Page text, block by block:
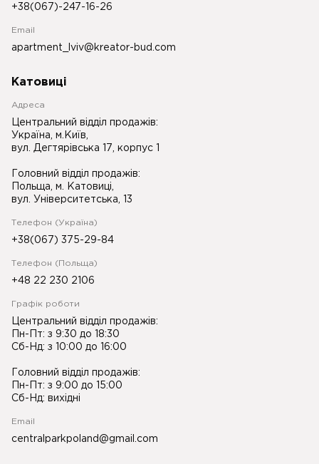
+38(067)-247-16-26
Email
apartment_lviv@kreator-bud.com
Катовиці
Адреса
Центральний відділ продажів:
Україна, м.Київ,
вул. Дегтярівська 17, корпус 1
Головний відділ продажів:
Польща, м. Катовиці,
вул. Університетська, 13
Телефон (Україна)
+38(067) 375-29-84
Телефон (Польща)
+48 22 230 2106
Графік роботи
Центральний відділ продажів:
Пн-Пт: з 9:30 до 18:30
Сб-Нд: з 10:00 до 16:00
Головний відділ продажів:
Пн-Пт: з 9:00 до 15:00
Сб-Нд: вихідні
Email
centralparkpoland@gmail.com